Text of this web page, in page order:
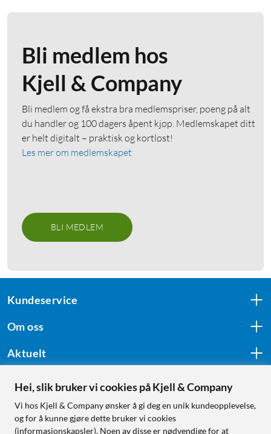
Bli medlem hos
Kjell & Company
Bli medlem og få ekstra bra medlemspriser, poeng på alt
du handler og 100 dagers åpent kjøp. Medlemskapet ditt
er helt digitalt – praktisk og kortløst!
Les mer om medlemskapet
BLI MEDLEM
Kundeservice
Om oss
Aktuelt
Følg oss
Hei, slik bruker vi cookies på Kjell & Company
Vi hos Kjell & Company ønsker å gi deg en unik kundeopplevelse,
og for å kunne gjøre dette bruker vi cookies
(informasjonskapsler). Noen av disse er nødvendige for at